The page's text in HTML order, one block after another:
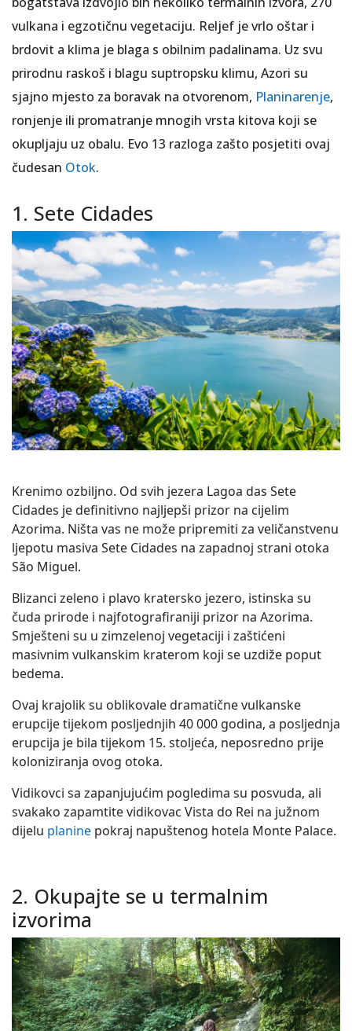
vulkana i egzotičnu vegetaciju. Reljef je vrlo oštar i
brdovit a klima je blaga s obilnim padalinama. Uz svu
prirodnu raskoš i blagu suptropsku klimu, Azori su
sjajno mjesto za boravak na otvorenom, Planinarenje,
ronjenje ili promatranje mnogih vrsta kitova koji se
okupljaju uz obalu. Evo 13 razloga zašto posjetiti ovaj
čudesan Otok.
1. Sete Cidades
Krenimo ozbiljno. Od svih jezera Lagoa das Sete
Cidades je definitivno najljepši prizor na cijelim
Azorima. Ništa vas ne može pripremiti za veličanstvenu
ljepotu masiva Sete Cidades na zapadnoj strani otoka
São Miguel.
Blizanci zeleno i plavo kratersko jezero, istinska su
čuda prirode i najfotografiraniji prizor na Azorima.
Smješteni su u zimzelenoj vegetaciji i zaštićeni
masivnim vulkanskim kraterom koji se uzdiže poput
bedema.
Ovaj krajolik su oblikovale dramatične vulkanske
erupcije tijekom posljednjih 40 000 godina, a posljednja
erupcija je bila tijekom 15. stoljeća, neposredno prije
koloniziranja ovog otoka.
Vidikovci sa zapanjujućim pogledima su posvuda, ali
svakako zapamtite vidikovac Vista do Rei na južnom
dijelu planine pokraj napuštenog hotela Monte Palace.
2. Okupajte se u termalnim
izvorima